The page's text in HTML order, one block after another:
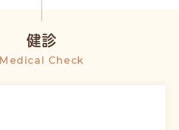
健診
Medical Check